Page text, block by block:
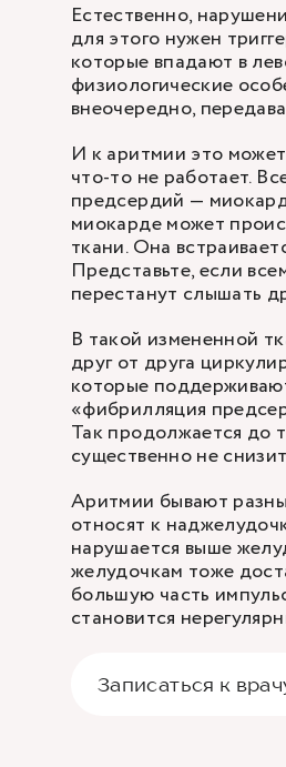
Естественно,
для этого нужен
которые впадают в
физиологические
внеочередно,
И к аритмии это
что-то не работает.
предсердий —
миокарде может
ткани. Она
Представьте, если
перестанут слышать
В такой измененной
друг от друга
которые
«фибрилляция
Так продолжается до
существенно не
Аритмии бывают
относят к
нарушается выше
желудочкам тоже
большую часть
становится
Записаться к